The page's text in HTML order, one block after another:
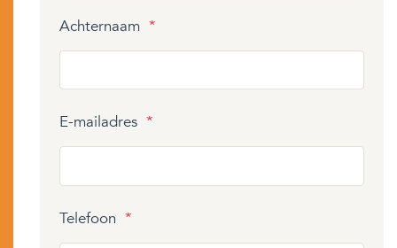
Achternaam *
E-mailadres *
Telefoon *